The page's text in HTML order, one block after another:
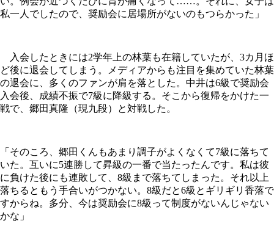
私一人でしたので、奨励会に居場所がないのもつらかった」
入会したときには2学年上の林葉も在籍していたが、3カ月ほ
ど後に退会してしまう。メディアからも注目を集めていた林葉
の退会に、多くのファンが肩を落とした。中井は6級で奨励会
入会後、成績不振で7級に降級する。そこから復帰をかけた一
戦で、郷田真隆（現九段）と対戦した。
「そのころ、郷田くんもあまり調子がよくなくて7級に落ちて
いた。互いに5連勝して昇級の一番で当たったんです。私は彼
に負けた後にも連敗して、8級まで落ちてしまった。それ以上
落ちるともう手合いがつかない。8級だと6級とギリギリ香落で
すからね。多分、今は奨励会に8級って制度がないんじゃない
かな」